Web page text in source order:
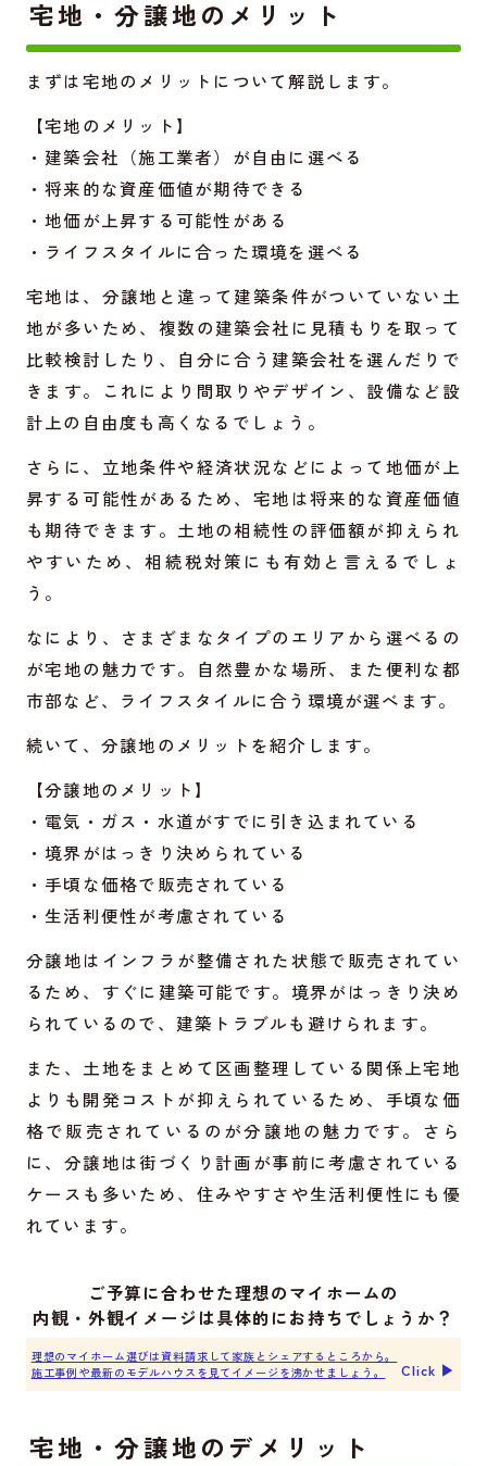
宅地・分譲地のメリット
まずは宅地のメリットについて解説します。
【宅地のメリット】
・建築会社（施工業者）が自由に選べる
・将来的な資産価値が期待できる
・地価が上昇する可能性がある
・ライフスタイルに合った環境を選べる
宅地は、分譲地と違って建築条件がついていない土
地が多いため、複数の建築会社に見積もりを取って
比較検討したり、自分に合う建築会社を選んだりで
きます。これにより間取りやデザイン、設備など設
計上の自由度も高くなるでしょう。
さらに、立地条件や経済状況などによって地価が上
昇する可能性があるため、宅地は将来的な資産価値
も期待できます。土地の相続性の評価額が抑えられ
やすいため、相続税対策にも有効と言えるでしょ
う。
なにより、さまざまなタイプのエリアから選べるの
が宅地の魅力です。自然豊かな場所、また便利な都
市部など、ライフスタイルに合う環境が選べます。
続いて、分譲地のメリットを紹介します。
【分譲地のメリット】
・電気・ガス・水道がすでに引き込まれている
・境界がはっきり決められている
・手頃な価格で販売されている
・生活利便性が考慮されている
分譲地はインフラが整備された状態で販売されてい
るため、すぐに建築可能です。境界がはっきり決め
られているので、建築トラブルも避けられます。
また、土地をまとめて区画整理している関係上宅地
よりも開発コストが抑えられているため、手頃な価
格で販売されているのが分譲地の魅力です。さら
に、分譲地は街づくり計画が事前に考慮されている
ケースも多いため、住みやすさや生活利便性にも優
れています。
ご予算に合わせた理想のマイホームの
内観・外観イメージは具体的にお持ちでしょうか？
理想のマイホーム選びは資料請求して家族とシェアするところから。
施工事例や最新のモデルハウスを見てイメージを沸かせましょう。
Click ▶︎
宅地・分譲地のデメリット